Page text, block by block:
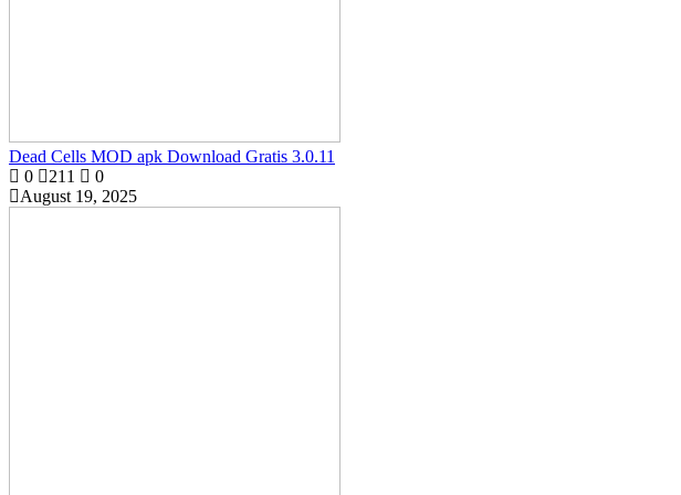
Dead Cells MOD apk Download Gratis 3.0.11
0
211
0
August 19, 2025